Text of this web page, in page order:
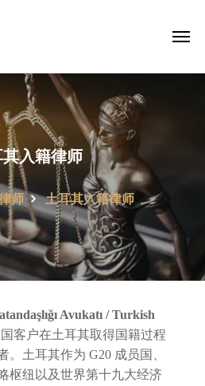
入籍律师
师 土耳其入籍律师
Avukatı / Turkish
客户在土耳其取得国籍过程
土耳其作为 G20 成员国、
枢纽以及世界第十九大经济